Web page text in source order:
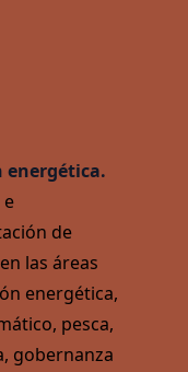
energética.
de
las áreas
energética,
pesca,
gobernanza